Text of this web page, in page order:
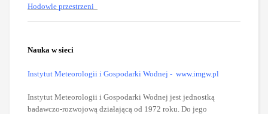
Hodowle przestrzeni
Nauka w sieci
Instytut Meteorologii i Gospodarki Wodnej - www.imgw.pl
Instytut Meteorologii i Gospodarki Wodnej jest jednostką
badawczo-rozwojową działającą od 1972 roku. Do jego